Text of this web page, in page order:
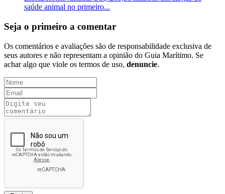
saúde animal no primeiro...
Seja o primeiro a comentar
Os comentários e avaliações são de responsabilidade exclusiva de
seus autores e não representam a opinião do Guia Marítimo. Se
achar algo que viole os termos de uso, denuncie.